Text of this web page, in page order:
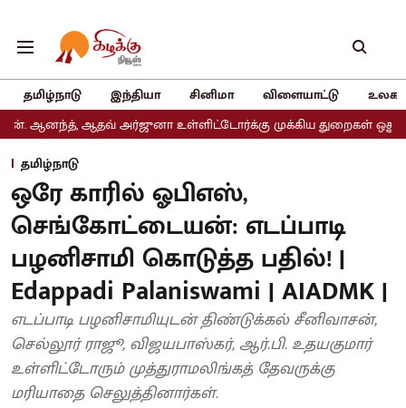
தமிழ்நாடு இந்தியா சினிமா விளையாட்டு
அர்ஜுனா உள்ளிட்டோர்க்கு முக்கிய துறைகள் ஒதுக்கீடு
தமிழ்நாடு
ஒரே காரில் ஓபிஎஸ்,
செங்கோட்டையன்: எடப்பாடி
பழனிசாமி கொடுத்த பதில்! |
Edappadi Palaniswami | AIADMK |
எடப்பாடி பழனிசாமியுடன் திண்டுக்கல் சீனிவாசன்,
செல்லூர் ராஜூ, விஜயபாஸ்கர், ஆர்.பி. உதயகுமார்
உள்ளிட்டோரும் முத்துராமலிங்கத் தேவருக்கு
மரியாதை செலுத்தினார்கள்.